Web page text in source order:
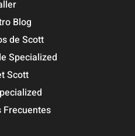
Blog
de Scott
Specialized
Scott
Frecuentes